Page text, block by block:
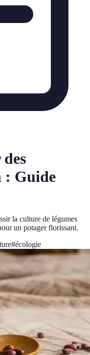
: Guide
la culture de légumes
un potager florissant.
#écologie